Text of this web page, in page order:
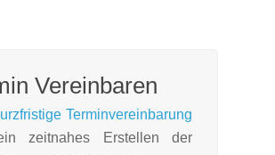
Vereinbaren
Terminvereinbarung
zeitnahes Erstellen der